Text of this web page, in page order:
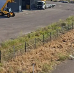
vient